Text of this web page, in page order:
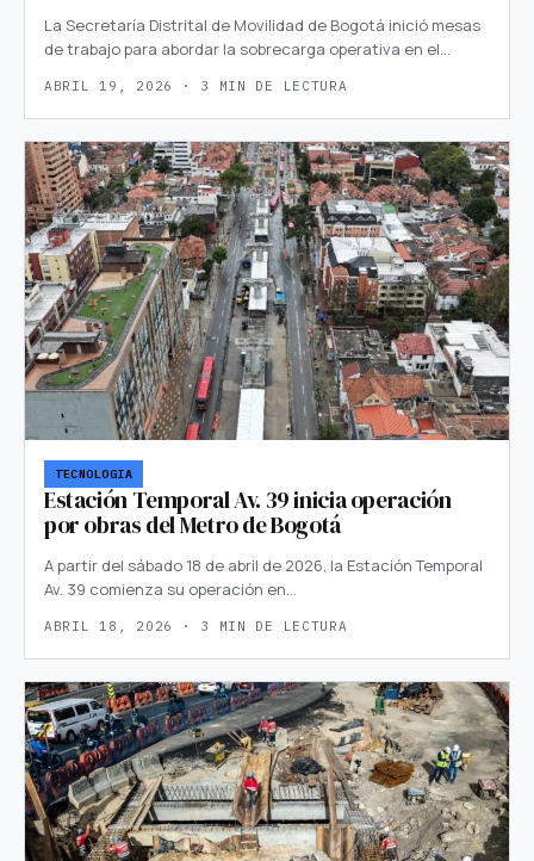
La Secretaría Distrital de Movilidad de Bogotá inició mesas
de trabajo para abordar la sobrecarga operativa en el…
ABRIL 19, 2026 · 3 MIN DE LECTURA
TECNOLOGIA
Estación Temporal Av. 39 inicia operación
por obras del Metro de Bogotá
A partir del sábado 18 de abril de 2026, la Estación Temporal
Av. 39 comienza su operación en…
ABRIL 18, 2026 · 3 MIN DE LECTURA